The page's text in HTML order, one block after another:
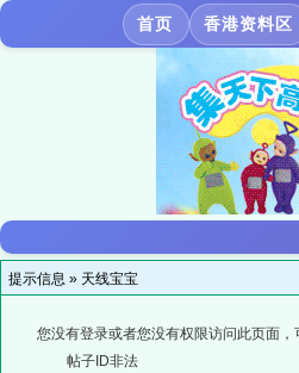
首页 香港资料区
提示信息 » 天线宝宝
您没有登录或者您没有权限访问此页面
帖子ID非法